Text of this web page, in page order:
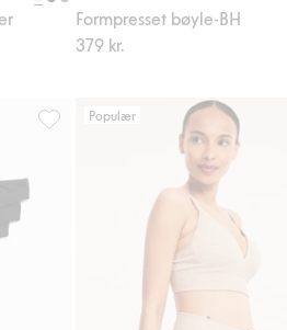
Formpresset bøyle-BH
379 kr.
Stringtruse 3-pk i bomull, Legg til
Populær